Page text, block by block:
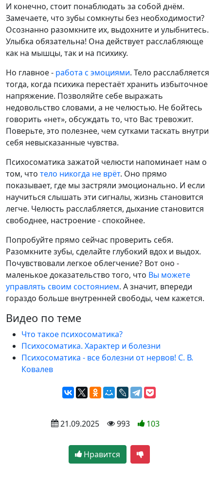
И конечно, стоит понаблюдать за собой днём.
Замечаете, что зубы сомкнуты без необходимости?
Осознанно разомкните их, выдохните и улыбнитесь.
Улыбка обязательна! Она действует расслабляюще
как на мышцы, так и на психику.
Но главное - работа с эмоциями. Тело расслабляется
тогда, когда психика перестаёт хранить избыточное
напряжение. Позволяйте себе выражать
недовольство словами, а не челюстью. Не бойтесь
говорить «нет», обсуждать то, что Вас тревожит.
Поверьте, это полезнее, чем сутками таскать внутри
себя невысказанные чувства.
Психосоматика зажатой челюсти напоминает нам о
том, что тело никогда не врёт. Оно прямо
показывает, где мы застряли эмоционально. И если
научиться слышать эти сигналы, жизнь становится
легче. Челюсть расслабляется, дыхание становится
свободнее, настроение - спокойнее.
Попробуйте прямо сейчас проверить себя.
Разомкните зубы, сделайте глубокий вдох и выдох.
Почувствовали легкое облегчение? Вот оно -
маленькое доказательство того, что Вы можете
управлять своим состоянием. А значит, впереди
гораздо больше внутренней свободы, чем кажется.
Видео по теме
Что такое психосоматика?
Психосоматика. Характер и болезни
Психосоматика - все болезни от нервов! С. В.
Ковалев
21.09.2025 993 103
Нравится